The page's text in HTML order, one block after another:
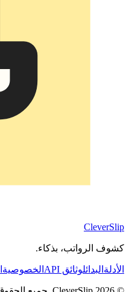
CleverSlip
كشوف الرواتب، بذكاء.
الأدلة البدائلوثائق API الخصوصية